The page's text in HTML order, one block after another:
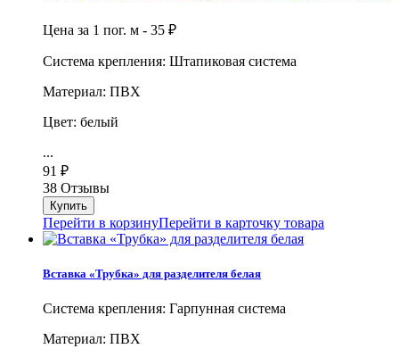
Цена за 1 пог. м - 35 ₽
Система крепления: Штапиковая система
Материал: ПВХ
Цвет: белый
...
91
₽
38 Отзывы
Перейти в корзинуПерейти в карточку товара
Вставка «Трубка» для разделителя белая
Система крепления: Гарпунная система
Материал: ПВХ